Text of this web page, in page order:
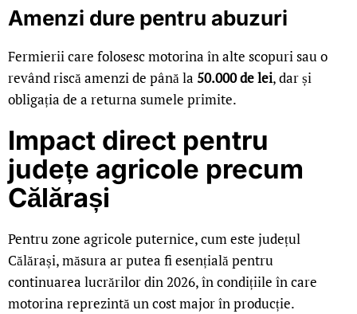
Amenzi dure pentru abuzuri
Fermierii care folosesc motorina în alte scopuri sau o
revând riscă amenzi de până la 50.000 de lei, dar și
obligația de a returna sumele primite.
Impact direct pentru
județe agricole precum
Călărași
Pentru zone agricole puternice, cum este județul
Călărași, măsura ar putea fi esențială pentru
continuarea lucrărilor din 2026, în condițiile în care
motorina reprezintă un cost major în producție.